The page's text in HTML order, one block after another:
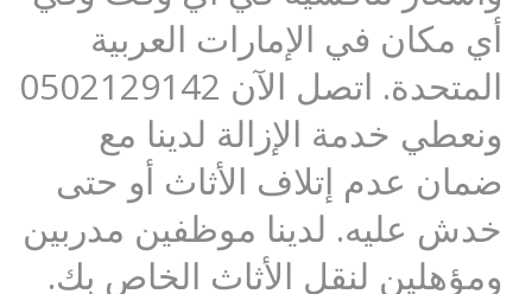
أي مكان في الإمارات العربية
المتحدة. اتصل الآن 0502129142
ونعطي خدمة الإزالة لدينا مع
ضمان عدم إتلاف الأثاث أو حتى
خدش عليه. لدينا موظفين مدربين
ومؤهلين لنقل الأثاث الخاص بك.